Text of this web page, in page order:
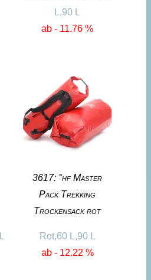
L,90 L
ab - 11.76 %
3617: °hf Master
Pack Trekking
Trockensack rot
Rot,60 L,90 L
ab - 12.22 %